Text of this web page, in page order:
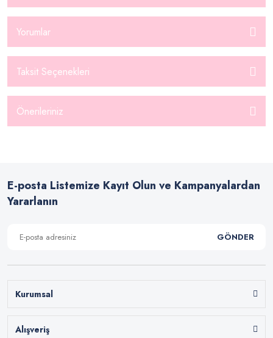
Yorumlar
Taksit Seçenekleri
Önerileriniz
E-posta Listemize Kayıt Olun ve Kampanyalardan
Yararlanın
GÖNDER
Kurumsal
Alışveriş